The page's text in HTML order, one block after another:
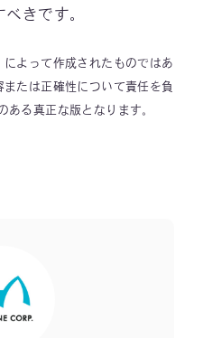
きです。
よって作成されたものではあ
たは正確性について責任を負
ある真正な版となります。